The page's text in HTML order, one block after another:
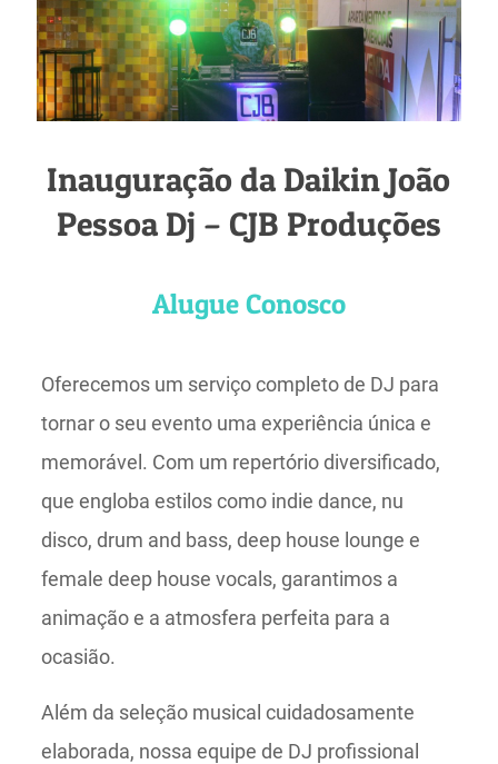
Inauguração da Daikin João
Pessoa Dj – CJB Produções
Alugue Conosco
Oferecemos um serviço completo de DJ para
tornar o seu evento uma experiência única e
memorável. Com um repertório diversificado,
que engloba estilos como indie dance, nu
disco, drum and bass, deep house lounge e
female deep house vocals, garantimos a
animação e a atmosfera perfeita para a
ocasião.
Além da seleção musical cuidadosamente
elaborada, nossa equipe de DJ profissional